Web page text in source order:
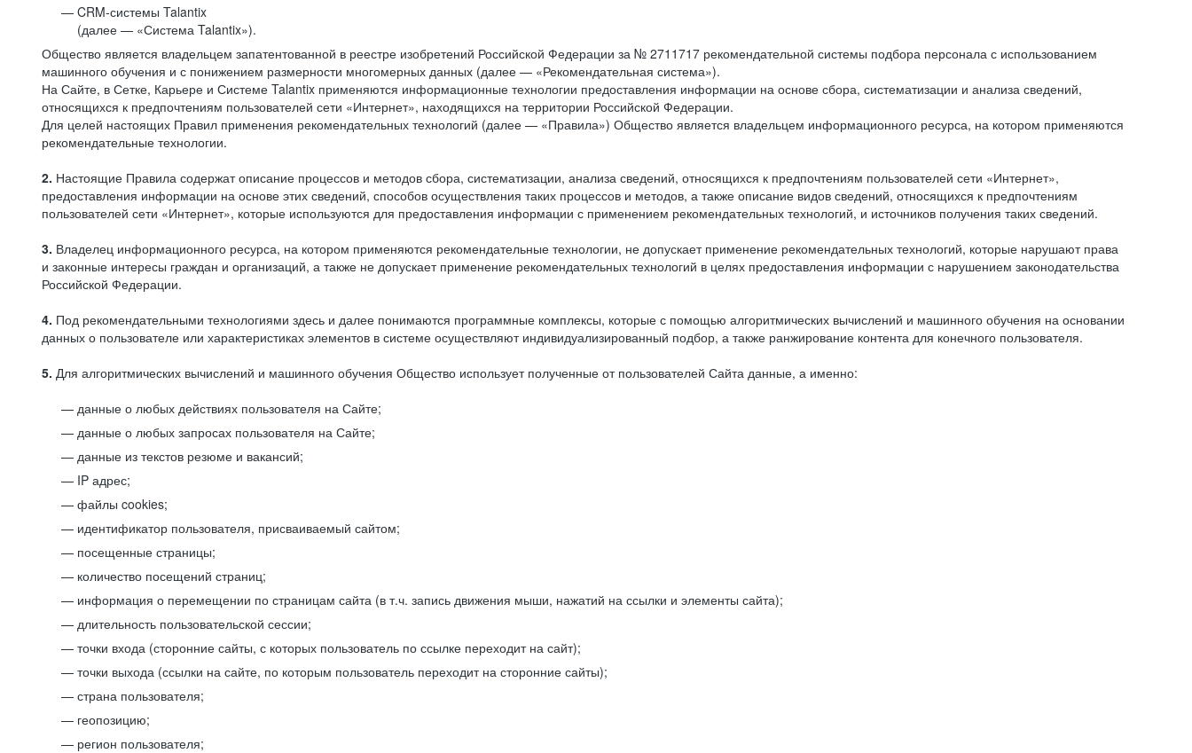
CRM-системы Talantix
(далее — «Система Talantix»).
Общество является владельцем запатентованной в реестре изобретений Российской Федерации за № 2711717 рекомендательной системы подбора персонала с использованием
машинного обучения и с понижением размерности многомерных данных (далее — «Рекомендательная система»).
На Сайте, в Сетке, Карьере и Системе Talantix применяются информационные технологии предоставления информации на основе сбора, систематизации и анализа сведений,
относящихся к предпочтениям пользователей сети «Интернет», находящихся на территории Российской Федерации.
Для целей настоящих Правил применения рекомендательных технологий (далее — «Правила») Общество является владельцем информационного ресурса, на котором применяются
рекомендательные технологии.
2. Настоящие Правила содержат описание процессов и методов сбора, систематизации, анализа сведений, относящихся к предпочтениям пользователей сети «Интернет»,
предоставления информации на основе этих сведений, способов осуществления таких процессов и методов, а также описание видов сведений, относящихся к предпочтениям
пользователей сети «Интернет», которые используются для предоставления информации с применением рекомендательных технологий, и источников получения таких сведений.
3. Владелец информационного ресурса, на котором применяются рекомендательные технологии, не допускает применение рекомендательных технологий, которые нарушают права
и законные интересы граждан и организаций, а также не допускает применение рекомендательных технологий в целях предоставления информации с нарушением законодательства
Российской Федерации.
4. Под рекомендательными технологиями здесь и далее понимаются программные комплексы, которые с помощью алгоритмических вычислений и машинного обучения на основании
данных о пользователе или характеристиках элементов в системе осуществляют индивидуализированный подбор, а также ранжирование контента для конечного пользователя.
5. Для алгоритмических вычислений и машинного обучения Общество использует полученные от пользователей Сайта данные, а именно:
данные о любых действиях пользователя на Сайте;
данные о любых запросах пользователя на Сайте;
данные из текстов резюме и вакансий;
IP адрес;
файлы cookies;
идентификатор пользователя, присваиваемый сайтом;
посещенные страницы;
количество посещений страниц;
информация о перемещении по страницам сайта (в т.ч. запись движения мыши, нажатий на ссылки и элементы сайта);
длительность пользовательской сессии;
точки входа (сторонние сайты, с которых пользователь по ссылке переходит на сайт);
точки выхода (ссылки на сайте, по которым пользователь переходит на сторонние сайты);
страна пользователя;
геопозицию;
регион пользователя;